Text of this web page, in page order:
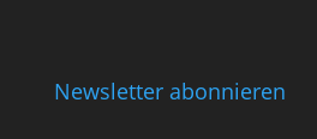
Newsletter abonnieren